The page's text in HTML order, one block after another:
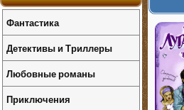
Фантастика
Детективы и Триллеры
Любовные романы
Приключения